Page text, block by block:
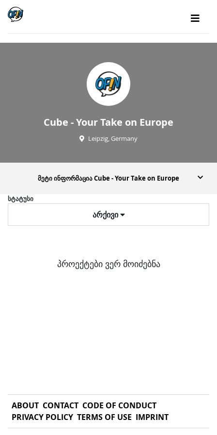
Cube - Your Take on Europe
Leipzig, Germany
მეტი ინფორმაცია Cube - Your Take on Europe
სტატუსი
არქივი
პროექტები ვერ მოიძებნა
ABOUT CONTACT CODE OF CONDUCT
PRIVACY POLICY TERMS OF USE IMPRINT